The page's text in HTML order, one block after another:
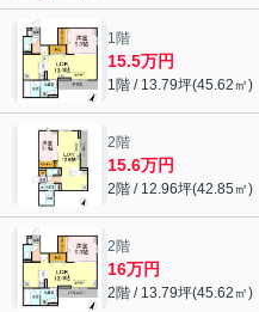
1階
15.5万円
1階 / 13.79坪(45.62㎡)
2階
15.6万円
2階 / 12.96坪(42.85㎡)
2階
16万円
2階 / 13.79坪(45.62㎡)